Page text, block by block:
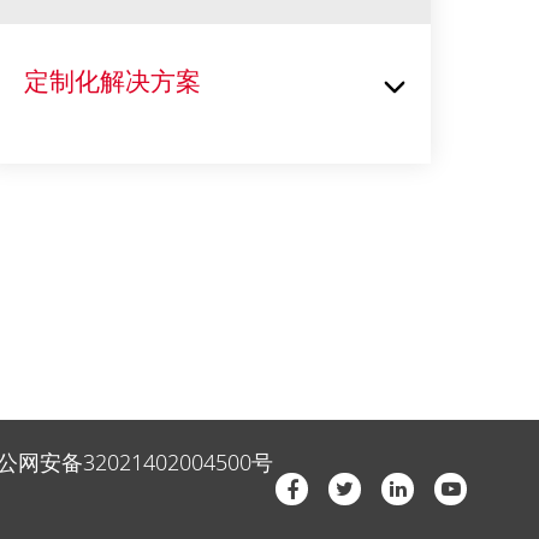
定制化解决方案
网安备32021402004500号